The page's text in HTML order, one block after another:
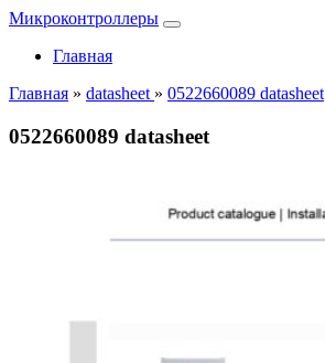
Микроконтроллеры
Главная
Главная » datasheet » 0522660089 datasheet
0522660089 datasheet